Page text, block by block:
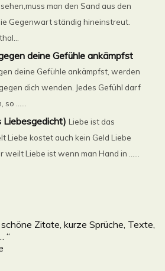
man den Sand aus den
Gegenwart ständig hineinstreut.
deine Gefühle ankämpfst
deine Gefühle ankämpfst, werden
dich wenden. Jedes Gefühl darf
......
Liebesgedicht) Liebe ist das
Liebe kostet auch kein Geld Liebe
weilt Liebe ist wenn man Hand in ......
Zitate, kurze Sprüche, Texte,
“